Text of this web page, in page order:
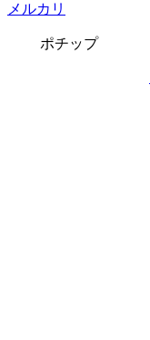
メルカリ
ポチップ